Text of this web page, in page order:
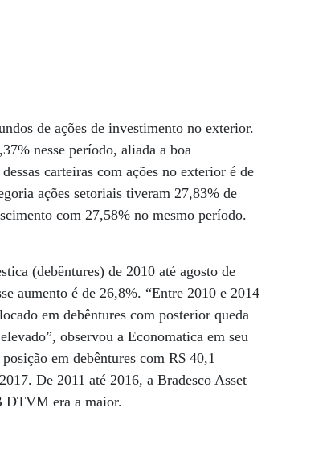
de ações de investimento no exterior.
nesse período, aliada a boa
carteiras com ações no exterior é de
ações setoriais tiveram 27,83% de
com 27,58% no mesmo período.
(debêntures) de 2010 até agosto de
aumento é de 26,8%. “Entre 2010 e 2014
em debêntures com posterior queda
observou a Economatica em seu
em debêntures com R$ 40,1
De 2011 até 2016, a Bradesco Asset
DTVM era a maior.